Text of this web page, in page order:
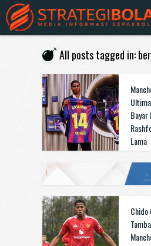
All posts tagged in:
Bayar
Lama
Chido